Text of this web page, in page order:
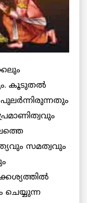
കൂടുതല്‍
സമത്വവും
ചെയ്യുന്ന